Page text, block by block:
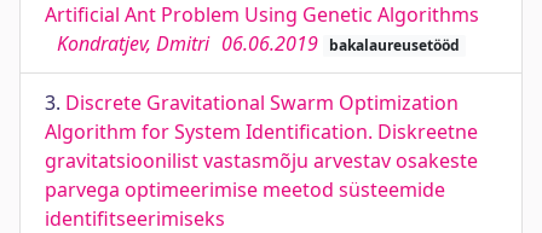
Artificial Ant Problem Using Genetic Algorithms
Kondratjev, Dmitri 06.06.2019 bakalaureusetööd
3. Discrete Gravitational Swarm Optimization
Algorithm for System Identification. Diskreetne
gravitatsioonilist vastasmõju arvestav osakeste
parvega optimeerimise meetod süsteemide
identifitseerimiseks